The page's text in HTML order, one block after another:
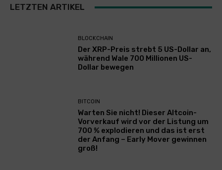
LETZTEN ARTIKEL
BLOCKCHAIN
Der XRP-Preis strebt 5 US-Dollar an,
während Wale 700 Millionen US-
Dollar bewegen
BITCOIN
Warten Sie nicht! Dieser Altcoin-
Vorverkauf wird vor der Listung um
700 % explodieren und das ist erst
der Anfang – Early Mover gewinnen
groß!